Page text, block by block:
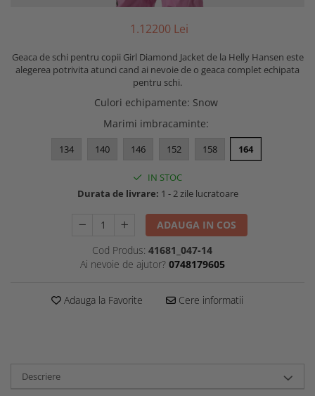
1.12200 Lei
Geaca de schi pentru copii Girl Diamond Jacket de la Helly Hansen este
alegerea potrivita atunci cand ai nevoie de o geaca complet echipata
pentru schi.
Culori echipamente: Snow
Marimi imbracaminte:
134 140 146 152 158 164
IN STOC
Durata de livrare: 1 - 2 zile lucratoare
ADAUGA IN COS
Cod Produs: 41681_047-14
Ai nevoie de ajutor? 0748179605
Adauga la Favorite Cere informatii
Descriere